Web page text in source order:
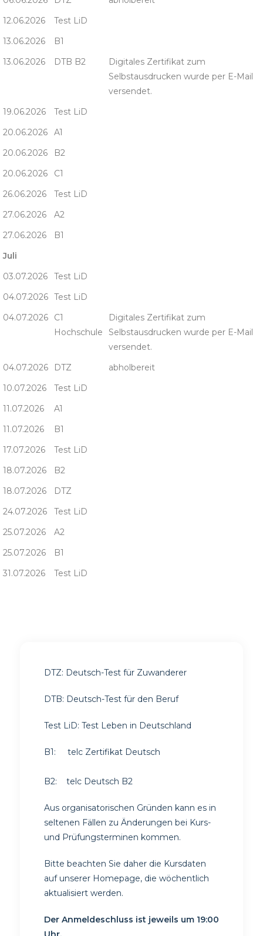
12.06.2026
Test LiD
13.06.2026
B1
13.06.2026
DTB B2
Digitales Zertifikat zum
Selbstausdrucken wurde per E-Mail
versendet.
19.06.2026
Test LiD
20.06.2026
A1
20.06.2026
B2
20.06.2026
C1
26.06.2026
Test LiD
27.06.2026
A2
27.06.2026
B1
Juli
03.07.2026
Test LiD
04.07.2026 Test LiD
04.07.2026
C1
Hochschule
Digitales Zertifikat zum
Selbstausdrucken wurde per E-Mail
versendet.
04.07.2026
DTZ
abholbereit
10.07.2026
Test LiD
11.07.2026
A1
11.07.2026
B1
17.07.2026
Test LiD
18.07.2026
B2
18.07.2026
DTZ
24.07.2026
Test LiD
25.07.2026
A2
25.07.2026
B1
31.07.2026
Test LiD
DTZ: Deutsch-Test für Zuwanderer
DTB: Deutsch-Test für den Beruf
Test LiD: Test Leben in Deutschland
B1: telc Zertifikat Deutsch
B2: telc Deutsch B2
Aus organisatorischen Gründen kann es in
seltenen Fällen zu Änderungen bei Kurs-
und Prüfungsterminen kommen.
Bitte beachten Sie daher die Kursdaten
auf unserer Homepage, die wöchentlich
aktualisiert werden.
Der Anmeldeschluss ist jeweils um 19:00